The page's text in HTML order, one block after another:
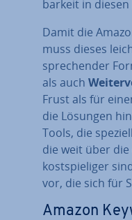
bar­keit in
Damit die
muss dieses
spre­chen­der
als auch
Frust als für
die Lösungen
Tools, die
die weit über
kost­spie­li­ger
vor, die sich für
Amazon